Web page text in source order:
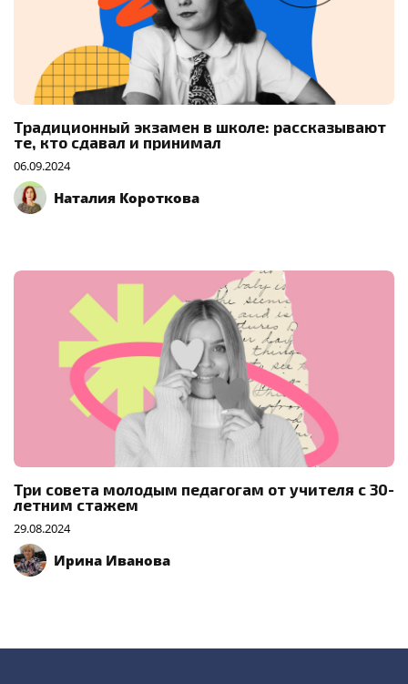
Традиционный экзамен в школе: рассказывают
те, кто сдавал и принимал
06.09.2024
Наталия Короткова
Три совета молодым педагогам от учителя с 30-
летним стажем
29.08.2024
Ирина Иванова